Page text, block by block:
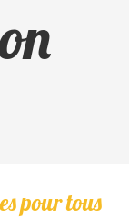
pour tous